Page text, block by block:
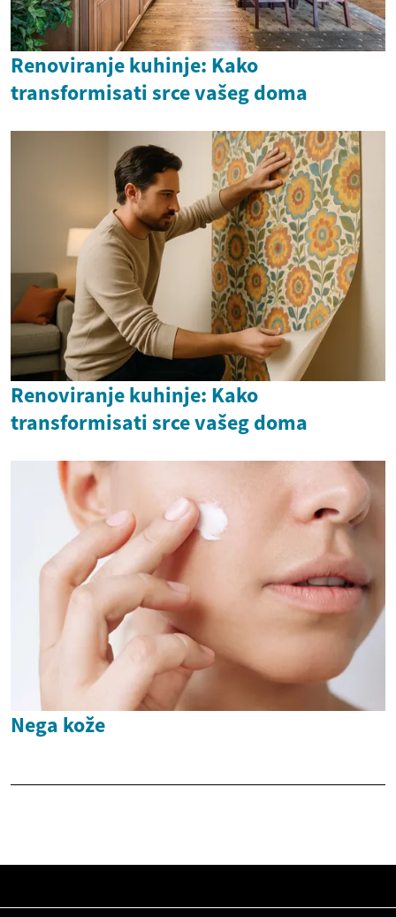
Renoviranje kuhinje: Kako
transformisati srce vašeg doma
Renoviranje kuhinje: Kako
transformisati srce vašeg doma
Nega kože